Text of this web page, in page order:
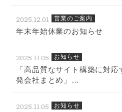
2025.12.01 営業のご案内
年末年始休業のお知らせ
2025.11.05 お知らせ
「高品質なサイト構築に対
発会社まとめ」…
2025.11.05 お知らせ